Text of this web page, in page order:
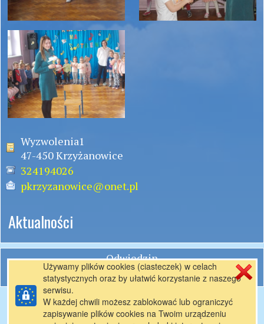
Wyzwolenia1
47-450 Krzyżanowice
324194026
pkrzyzanowice@onet.pl
Aktualności
Odwiedzin
Używamy plików cookies (ciasteczek) w celach
statystycznych oraz by ułatwić korzystanie z naszego
serwisu.
W każdej chwili możesz zablokować lub ograniczyć
zapisywanie plików cookies na Twoim urządzeniu